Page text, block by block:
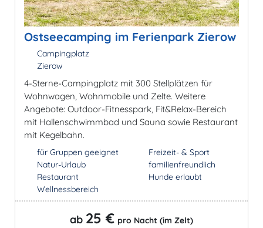
Ostseecamping im Ferienpark Zierow
Campingplatz
Zierow
4-Sterne-Campingplatz mit 300 Stellplätzen für
Wohnwagen, Wohnmobile und Zelte. Weitere
Angebote: Outdoor-Fitnesspark, Fit&Relax-Bereich
mit Hallenschwimmbad und Sauna sowie Restaurant
mit Kegelbahn.
für Gruppen geeignet
Natur-Urlaub
Restaurant
Wellnessbereich
Freizeit- & Sport
familienfreundlich
Hunde erlaubt
ab 25 € pro Nacht (im Zelt)